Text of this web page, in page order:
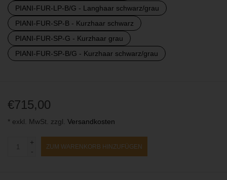
PIANI-FUR-LP-B/G - Langhaar schwarz/grau
PIANI-FUR-SP-B - Kurzhaar schwarz
PIANI-FUR-SP-G - Kurzhaar grau
PIANI-FUR-SP-B/G - Kurzhaar schwarz/grau
€715,00
* exkl. MwSt. zzgl. Versandkosten
+
-
ZUM WARENKORB HINZUFÜGEN